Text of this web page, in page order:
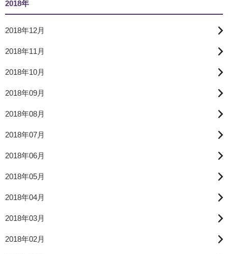
2018年
2018年12月
2018年11月
2018年10月
2018年09月
2018年08月
2018年07月
2018年06月
2018年05月
2018年04月
2018年03月
2018年02月